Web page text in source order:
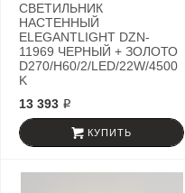
СВЕТИЛЬНИК
НАСТЕННЫЙ
ELEGANTLIGHT DZN-
11969 ЧЕРНЫЙ + ЗОЛОТО
D270/H60/2/LED/22W/4500
K
13 393 ₽
КУПИТЬ